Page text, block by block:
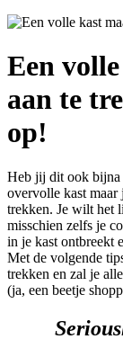
Een
aan te
op!
Heb jij dit ook bijna
overvolle kast maar
trekken. Je wilt het
misschien zelfs je
in je kast ontbreekt
Met de volgende
trekken en zal je
(ja, een beetje